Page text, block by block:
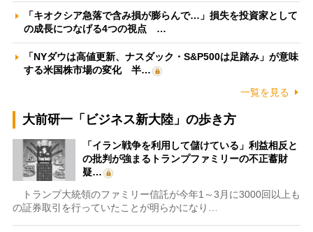
「キオクシア急落で含み損が膨らんで…」損失を投資家として
の成長につなげる4つの視点 …
「NYダウは高値更新、ナスダック・S&P500は足踏み」が意味
する米国株市場の変化 半…
一覧を見る
大前研一「ビジネス新大陸」の歩き方
「イラン戦争を利用して儲けている」利益相反と
の批判が強まるトランプファミリーの不正蓄財
疑…
トランプ大統領のファミリー信託が今年1～3月に3000回以上も
の証券取引を行っていたことが明らかになり…